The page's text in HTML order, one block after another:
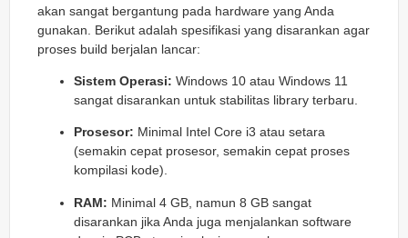
akan sangat bergantung pada hardware yang Anda
gunakan. Berikut adalah spesifikasi yang disarankan agar
proses build berjalan lancar:
Sistem Operasi: Windows 10 atau Windows 11
sangat disarankan untuk stabilitas library terbaru.
Prosesor: Minimal Intel Core i3 atau setara
(semakin cepat prosesor, semakin cepat proses
kompilasi kode).
RAM: Minimal 4 GB, namun 8 GB sangat
disarankan jika Anda juga menjalankan software